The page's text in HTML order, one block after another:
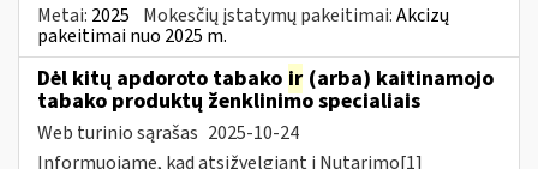
Metai: 2025 Mokesčių įstatymų pakeitimai:Akcizų
pakeitimai nuo 2025 m.
Dėl kitų apdoroto tabako ir (arba) kaitinamojo
tabako produktų ženklinimo specialiais
Web turinio sąrašas 2025-10-24
Informuojame, kad atsižvelgiant į Nutarimo[1]